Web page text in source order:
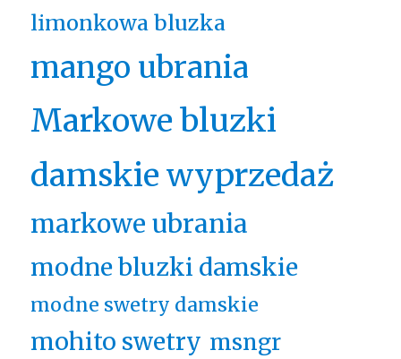
limonkowa bluzka
mango ubrania
Markowe bluzki
damskie wyprzedaż
markowe ubrania
modne bluzki damskie
modne swetry damskie
mohito swetry msngr